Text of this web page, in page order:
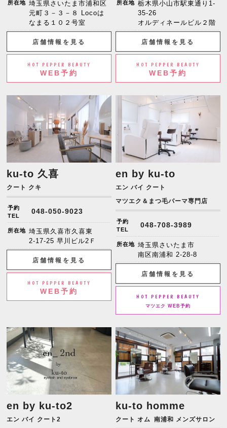
所在地 埼玉県さいたま市浦和区
元町３－３－８ Locoは
なまる１０２号室
店舗情報を見る
HOT PEPPER BEAUTY
WEB予約
所在地 栃木県小山市駅東通り1-
35-26
オルディネールビル２階
店舗情報を見る
HOT PEPPER BEAUTY
WEB予約
ku-to 久喜
クート クキ
予約
TEL
048-050-9023
所在地 埼玉県久喜市久喜東
2-17-25 早川ビル2Ｆ
店舗情報を見る
HOT PEPPER BEAUTY
WEB予約
en by ku-to
エン バイ クート
マツエク＆まつ毛パーマ専門店
予約
TEL
048-708-3989
所在地 埼玉県さいたま市
南区南浦和 2-28-8
店舗情報を見る
HOT PEPPER BEAUTY
マツエク WEB予約
en by ku-to2
エン バイ クート2
ku-to homme
クート オム 南浦和 メンズサロン